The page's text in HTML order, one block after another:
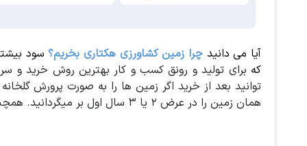
آیا می دانید چرا زمین کشاورزی هکتاری بخریم؟سود
که برای تولید و رونق کسب و کار بهترین روش خرید و
توانید بعد از خرید اگر زمین ها را به صورت پرورش
همان زمین را در عرض ۲ یا ۳ سال اول بر میگردانید. همچنین به رونق تولید نیز کمک میکنید.